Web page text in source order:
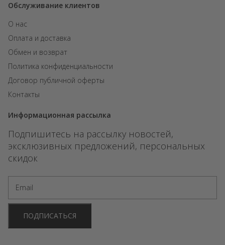
Обслуживание клиентов
О нас
Оплата и доставка
Обмен и возврат
Политика конфиденциальности
Договор публичной оферты
Контакты
Информационная рассылка
Подпишитесь на рассылку новостей,
эксклюзивных предложений, персональных
скидок
ПОДПИСАТЬСЯ